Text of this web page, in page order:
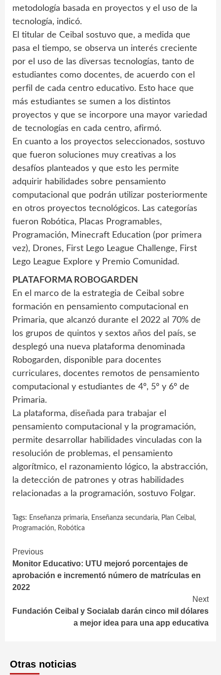
metodología basada en proyectos y el uso de la
tecnología, indicó.
El titular de Ceibal sostuvo que, a medida que
pasa el tiempo, se observa un interés creciente
por el uso de las diversas tecnologías, tanto de
estudiantes como docentes, de acuerdo con el
perfil de cada centro educativo. Esto hace que
más estudiantes se sumen a los distintos
proyectos y que se incorpore una mayor variedad
de tecnologías en cada centro, afirmó.
En cuanto a los proyectos seleccionados, sostuvo
que fueron soluciones muy creativas a los
desafíos planteados y que esto les permite
adquirir habilidades sobre pensamiento
computacional que podrán utilizar posteriormente
en otros proyectos tecnológicos. Las categorías
fueron Robótica, Placas Programables,
Programación, Minecraft Education (por primera
vez), Drones, First Lego League Challenge, First
Lego League Explore y Premio Comunidad.
PLATAFORMA ROBOGARDEN
En el marco de la estrategia de Ceibal sobre
formación en pensamiento computacional en
Primaria, que alcanzó durante el 2022 al 70% de
los grupos de quintos y sextos años del país, se
desplegó una nueva plataforma denominada
Robogarden, disponible para docentes
curriculares, docentes remotos de pensamiento
computacional y estudiantes de 4º, 5º y 6º de
Primaria.
La plataforma, diseñada para trabajar el
pensamiento computacional y la programación,
permite desarrollar habilidades vinculadas con la
resolución de problemas, el pensamiento
algorítmico, el razonamiento lógico, la abstracción,
la detección de patrones y otras habilidades
relacionadas a la programación, sostuvo Folgar.
Tags: Enseñanza primaria, Enseñanza secundaria, Plan Ceibal ,
Programación, Robótica
Continue
Reading
Previous
Monitor Educativo: UTU mejoró porcentajes de
aprobación e incrementó número de matrículas en
2022
Next
Fundación Ceibal y Socialab darán cinco mil dólares
a mejor idea para una app educativa
Otras noticias